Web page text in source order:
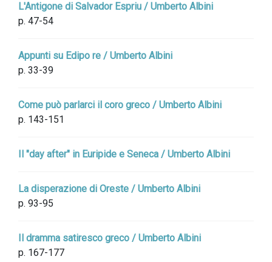
L'Antigone di Salvador Espriu / Umberto Albini
p. 47-54
Appunti su Edipo re / Umberto Albini
p. 33-39
Come può parlarci il coro greco / Umberto Albini
p. 143-151
Il "day after" in Euripide e Seneca / Umberto Albini
La disperazione di Oreste / Umberto Albini
p. 93-95
Il dramma satiresco greco / Umberto Albini
p. 167-177